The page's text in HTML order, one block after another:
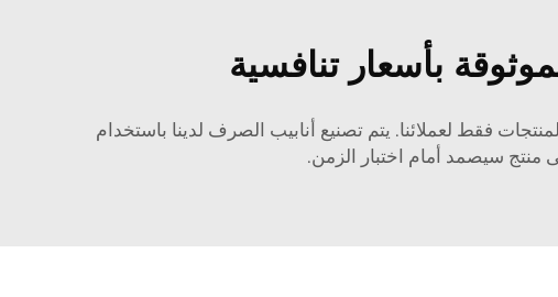
بأسعار تنافسية
فقط لعملائنا. يتم تصنيع أنابيب الصرف لدينا باستخدام
منتج سيصمد أمام اختبار الزمن.